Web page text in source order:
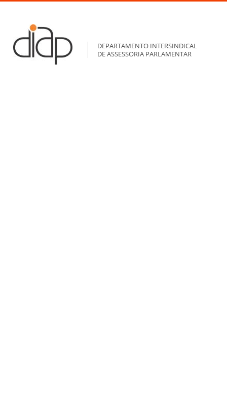
DEPARTAMENTO INTERSINDICAL
DE ASSESSORIA PARLAMENTAR